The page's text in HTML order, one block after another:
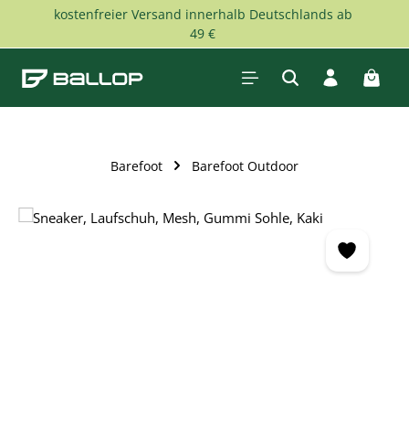
Zum Hauptinhalt springen
kostenfreier Versand innerhalb Deutschlands ab
49 €
Barefoot Barefoot Outdoor
Bildergalerie überspringen